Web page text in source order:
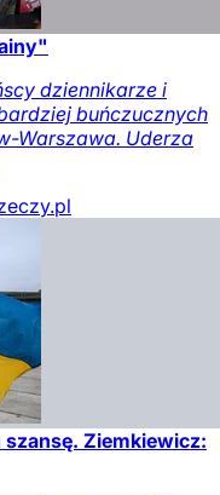
dziennikarze i
buńczucznych
Warszawa. Uderza
Ziemkiewicz: